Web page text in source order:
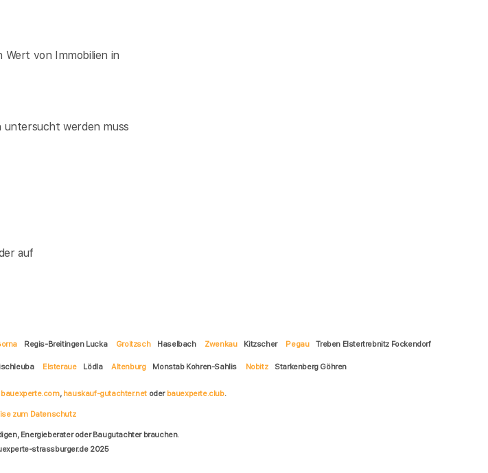
Wert von Immobilien in
untersucht werden muss
auf
Regis-Breitingen Lucka Groitzsch Haselbach Zwenkau Kitzscher Pegau Treben Elstertrebnitz Fockendorf
Elsteraue Lödla Altenburg Monstab Kohren-Sahlis Nobitz Starkenberg Göhren
bauexperte.com, hauskauf-gutachter.net oder bauexperte.club.
zum Datenschutz
Energieberater oder Baugutachter brauchen.
strassburger.de 2025